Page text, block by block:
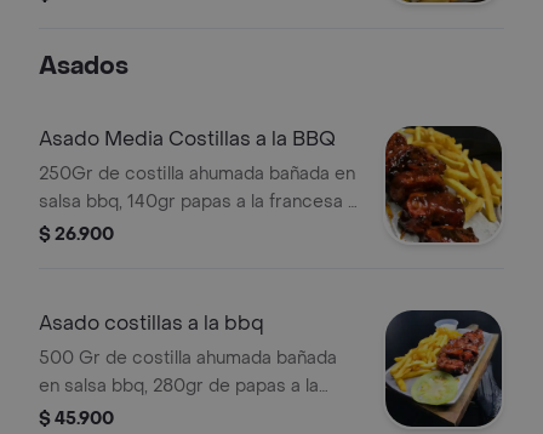
Asados
Asado Media Costillas a la BBQ
250Gr de costilla ahumada bañada en
salsa bbq, 140gr papas a la francesa y
100gr de maduro.
$ 26.900
Asado costillas a la bbq
500 Gr de costilla ahumada bañada
en salsa bbq, 280gr de papas a la
francesa, 140 gr de yuca y 200gr de
$ 45.900